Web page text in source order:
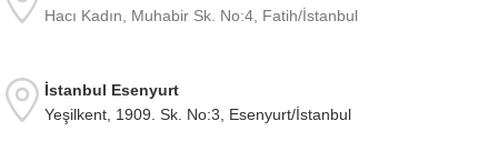
Hacı Kadın, Muhabir Sk. No:4, Fatih/İstanbul
İstanbul Esenyurt
Yeşilkent, 1909. Sk. No:3, Esenyurt/İstanbul